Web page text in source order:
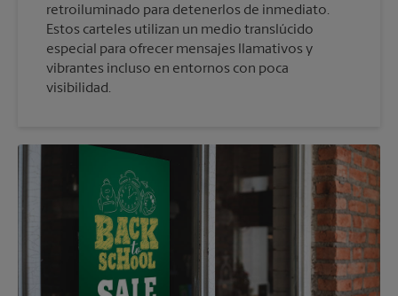
retroiluminado para detenerlos de inmediato.
Estos carteles utilizan un medio translúcido
especial para ofrecer mensajes llamativos y
vibrantes incluso en entornos con poca
visibilidad.